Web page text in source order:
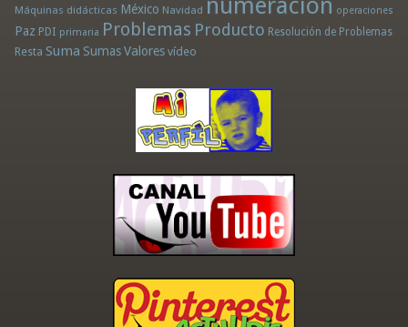
Máquinas didácticas México Navidad numeración operaciones
Paz PDI primaria Problemas Producto Resolución de Problemas
Resta Suma Sumas Valores vídeo